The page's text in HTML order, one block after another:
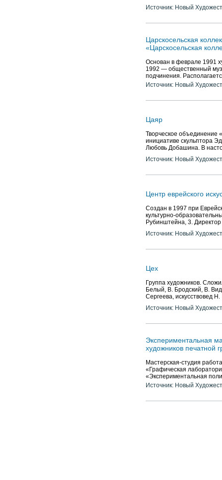
Источник: Новый
Царскосельская
«Царскосельская
Основан в феврале 1991
1992 — общественный
подчинения.
Источник: Новый
Цаяр
Творческое объединение
инициативе скульптора
Любовь Добашина. В
Источник: Новый
Центр еврейского
Создан в 1997 при
культурно-
Рубинштейна, 3.
Источник: Новый
Цех
Группа художников.
Белый, В. Бродский, В.
Сергеева, искусствовед
Источник: Новый
Экспериментальная
художников
Мастерская-студия
«Графическая
«Экспериментальная
Источник: Новый